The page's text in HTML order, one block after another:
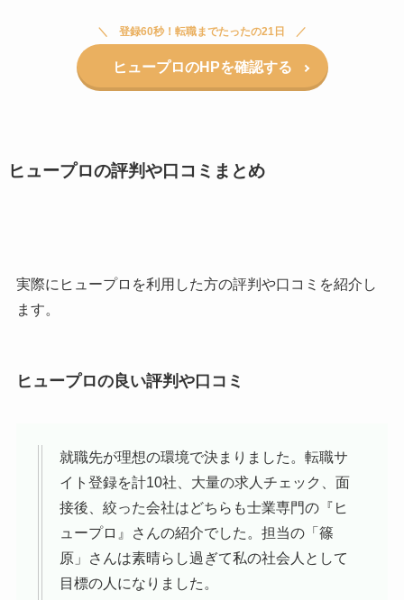
登録60秒！転職までたったの21日
ヒュープロのHPを確認する
ヒュープロの評判や口コミまとめ
実際にヒュープロを利用した方の評判や口コミを紹介し
ます。
ヒュープロの良い評判や口コミ
就職先が理想の環境で決まりました。転職サ
イト登録を計10社、大量の求人チェック、面
接後、絞った会社はどちらも士業専門の『ヒ
ュープロ』さんの紹介でした。担当の「篠
原」さんは素晴らし過ぎて私の社会人として
目標の人になりました。